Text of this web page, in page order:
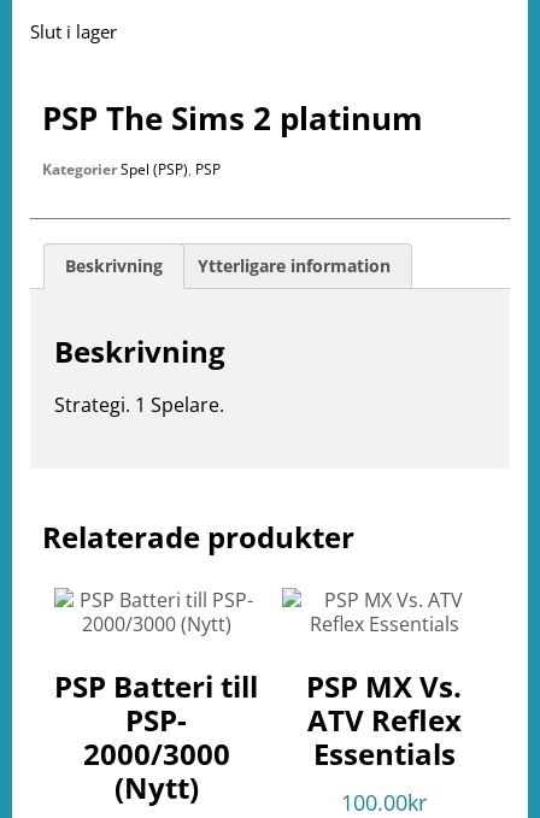
Slut i lager
Relaterade produkter
PSP Batteri till
PSP-
2000/3000
(Nytt)
PSP MX Vs.
ATV Reflex
Essentials
100.00kr
PSP The Sims 2 platinum
KategorierSpel (PSP), PSP
Beskrivning Ytterligare information
Beskrivning
Strategi. 1 Spelare.